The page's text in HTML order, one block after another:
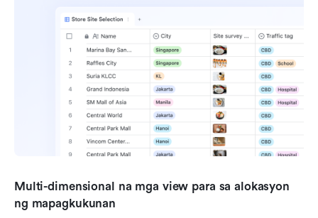
Multi-dimensional na mga view para sa alokasyon
ng mapagkukunan